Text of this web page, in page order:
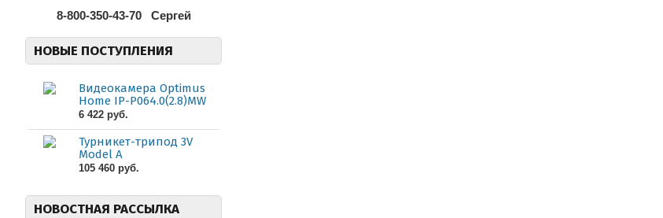
8-800-350-43-70
Сергей
НОВЫЕ ПОСТУПЛЕНИЯ
Видеокамера Optimus
Home IP-P064.0(2.8)MW
6 422 руб.
Турникет-трипод 3V
Model A
105 460 руб.
НОВОСТНАЯ РАССЫЛКА